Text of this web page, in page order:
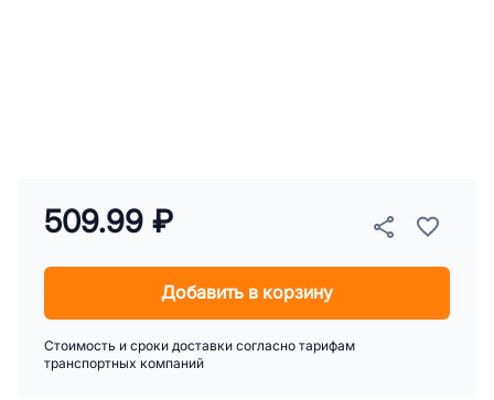
509.99 ₽
Добавить в корзину
Стоимость и сроки доставки согласно тарифам
транспортных компаний